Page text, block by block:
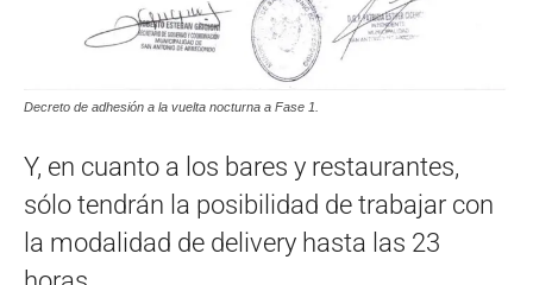
Decreto de adhesión a la vuelta nocturna a Fase 1.
Y, en cuanto a los bares y restaurantes,
sólo tendrán la posibilidad de trabajar con
la modalidad de delivery hasta las 23